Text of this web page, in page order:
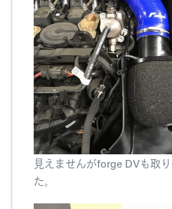
見えませんがforge DVも取
た。